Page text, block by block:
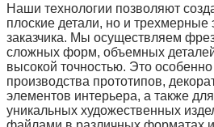
Наши технологии позволяют
плоские детали, но и
заказчика. Мы осуществляем
сложных форм, объемных
высокой точностью. Это
производства прототипов,
элементов интерьера, а также
уникальных художественных